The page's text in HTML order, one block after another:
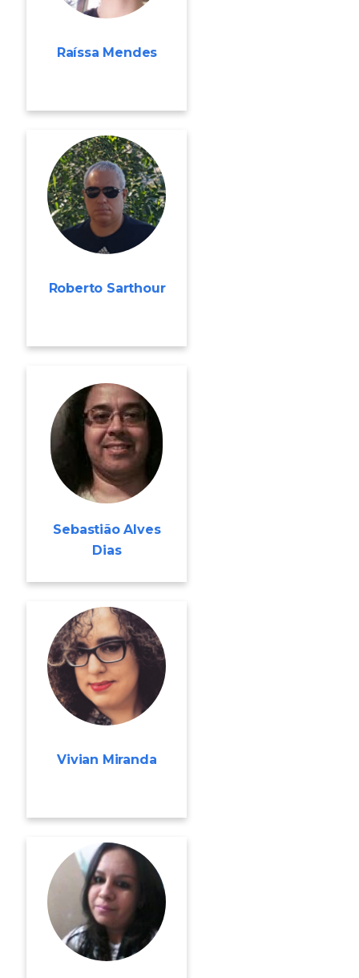
Raíssa Mendes
Roberto Sarthour
Sebastião Alves
Dias
Vivian Miranda